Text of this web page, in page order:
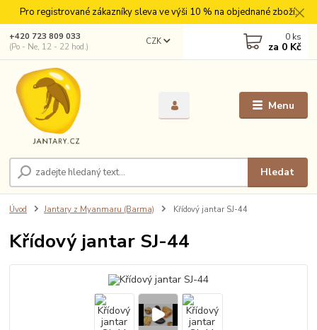
Pro registrované zákazníky sleva ve výši 10 % na objednané zboží.
Menu
CZK
Hledat
+420 723 809 033
(Po - Ne, 12 - 22 hod.)
0 ks
za 0 Kč
Úvod Jantary z Myanmaru (Barma) Křídový jantar SJ-44
Křídový jantar SJ-44